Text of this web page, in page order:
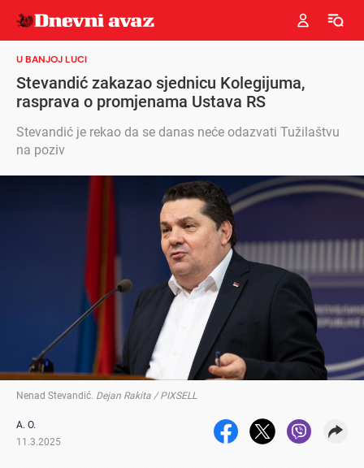
U BANJOJ LUCI
Stevandić zakazao sjednicu Kolegijuma,
rasprava o promjenama Ustava RS
Stevandić je rekao da se danas neće odazvati Tužilaštvu
na poziv
Nenad Stevandić Dejan Rakita / PIXSELL
A. O.
11.3.2025